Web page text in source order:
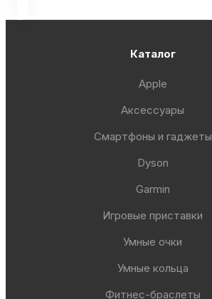
Каталог
Apple
Аксессуары
Смартфоны и гаджеты
Dyson
Garmin
Игровые приставки
Умные очки
Умные кольца
Фитнес-браслеты